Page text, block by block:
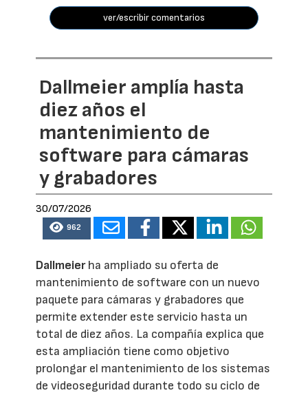
ver/escribir comentarios
Dallmeier amplía hasta
diez años el
mantenimiento de
software para cámaras
y grabadores
30/07/2026
962
Dallmeierha ampliado su oferta de
mantenimiento de software con un nuevo
paquete para cámaras y grabadores que
permite extender este servicio hasta un
total de diez años. La compañía explica que
esta ampliación tiene como objetivo
prolongar el mantenimiento de los sistemas
de videoseguridad durante todo su ciclo de